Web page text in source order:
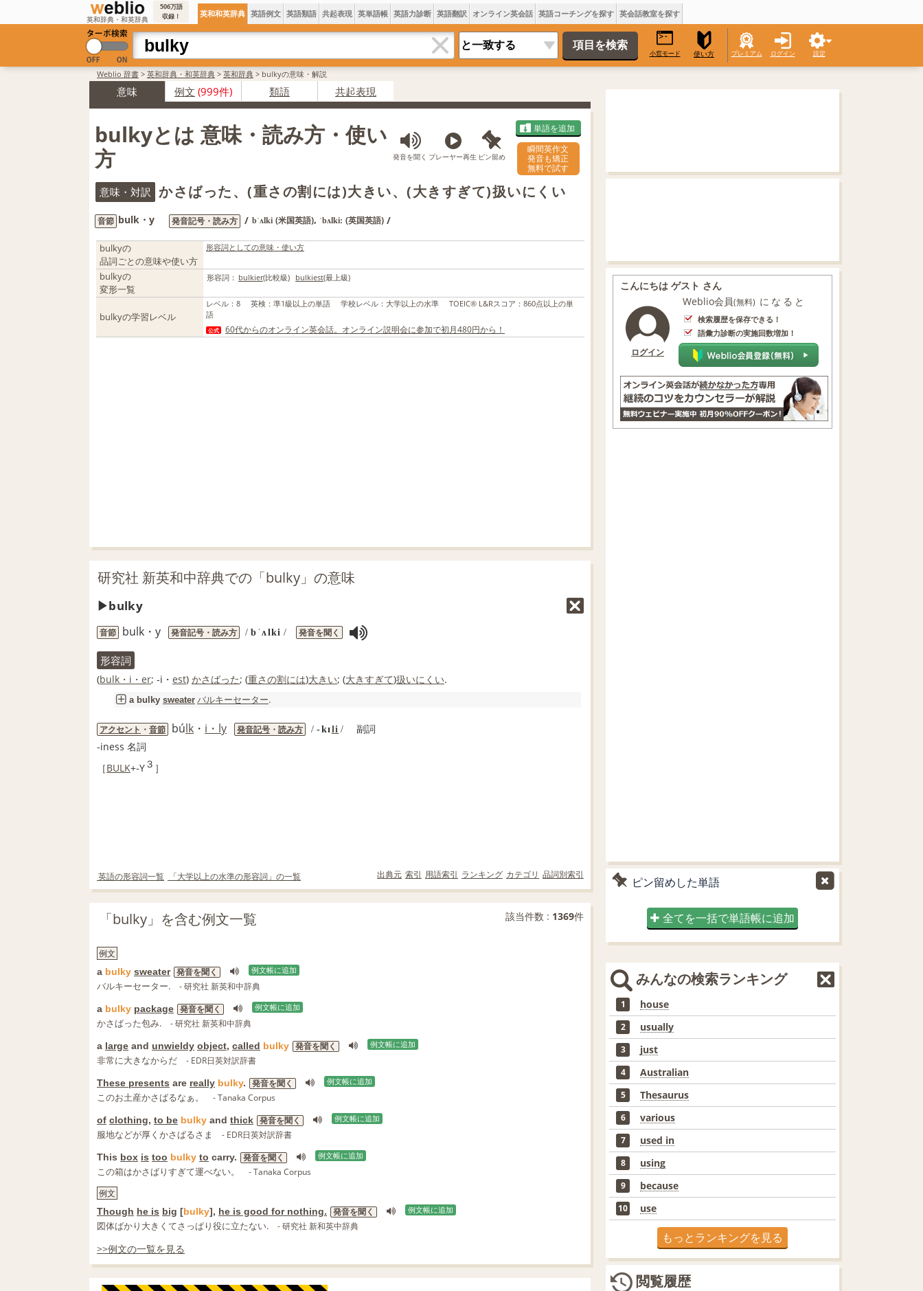
英和辞典・和英辞典
506万語
収録！
英和和英辞典 英語例文 英語類語 共起表現 英単語帳 英語力診断 英語翻訳 オンライン英会話 英語コーチングを探す 英会話教室を探す
小窓モード 使い方 プレミアム ログイン 設定
Weblio 辞書 > 英和辞典・和英辞典 > 英和辞典 > bulkyの意味・解説
意味 例文 (999件) 類語 共起表現
bulkyとは 意味・読み方・使い
方
発音を聞く プレーヤー再生 ピン留め
単語を追加
瞬間英作文
発音も矯正
無料で試す
意味・対訳 かさばった、(重さの割には)大きい、(大きすぎて)扱いにくい
音節 bulk・y 発音記号・読み方 / bˈʌlki (米国英語), ˈbʌlki: (英国英語) /
bulkyの
品詞ごとの意味や使い方
形容詞としての意味・使い方
bulkyの
変形一覧
形容詞： bulkier(比較級) bulkiest(最上級)
bulkyの学習レベル
レベル ： 8 英検 ： 準1級以上の単語 学校レベル ： 大学以上の水準 TOEIC® L&Rスコア ： 860点以上の単
語
公式 60代からのオンライン英会話。オンライン説明会に参加で初月480円から！
研究社 新英和中辞典での「bulky」の意味
bulky
音節 bulk・y 発音記号・読み方 / bˈʌlki / 発音を聞く
形容詞
(bulk・i・er; ‐i・ est) かさばった; (重さの割には)大きい; (大きすぎて)扱いにくい.
a bulky sweater バルキーセーター.
アクセント ・ 音節 búlk ・ i・ly 発音記号 ・ 読み方 / ‐kɪli /
副詞
‐iness 名詞
［BULK+‐Y３ ］
英語の形容詞一覧 「大学以上の水準の形容詞」の一覧 出典元 索引 用語索引 ランキング カテゴリ 品詞別索引
「bulky」を含む例文一覧 該当件数 : 1369件
例文
a bulky sweater 発音を聞く 例文帳に追加
バルキーセーター. - 研究社 新英和中辞典
a bulky package 発音を聞く 例文帳に追加
かさばった包み. - 研究社 新英和中辞典
a large and unwieldy object, called bulky 発音を聞く 例文帳に追加
非常に大きなからだ - EDR日英対訳辞書
These presents are really bulky. 発音を聞く 例文帳に追加
このお土産かさばるなぁ。 - Tanaka Corpus
of clothing, to be bulky and thick 発音を聞く 例文帳に追加
服地などが厚くかさばるさま - EDR日英対訳辞書
This box is too bulky to carry. 発音を聞く 例文帳に追加
この箱はかさばりすぎて運べない。
- Tanaka Corpus
例文
Though he is big [bulky], he is good for nothing. 発音を聞く 例文帳に追加
図体ばかり大きくてさっぱり役に立たない. - 研究社 新和英中辞典
>>例文の一覧を見る
こんにちは ゲスト さん
ログイン
Weblio会員(無料) になると
検索履歴を保存できる！
語彙力診断の実施回数増加！
ピン留めした単語
全てを一括で単語帳に追加
みんなの検索ランキング
1 house
2 usually
3 just
4 Australian
5 Thesaurus
6 various
7 used in
8 using
9 because
10 use
もっとランキングを見る
閲覧履歴